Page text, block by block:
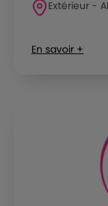
Extérieur -
En savoir +